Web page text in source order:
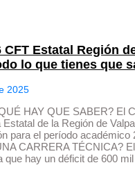
CFT Estatal Región
lo que tienes que
2025
HAY QUE SABER? El
de la Región de
para el período académico
CARRERA TÉCNICA?
que hay un déficit de 600